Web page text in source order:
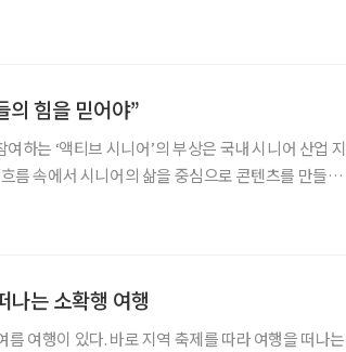
의 힘을 믿어야”
하는 ‘액티브 시니어’의 부상은 국내 시니어 산업 지
름 속에서 시니어의 삶을 중심으로 콘텐츠를 만들고,
나는 소확행 여행
여행이 있다. 바로 지역 축제를 따라 여행을 떠나는